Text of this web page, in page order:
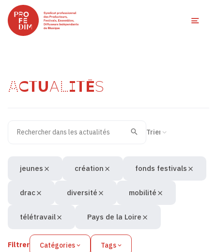
ACTUALITÉS
Recherche
Valider
Filtrer Catégories Tags
jeunes création fonds festivals
drac diversité mobilité
télétravail Pays de la Loire